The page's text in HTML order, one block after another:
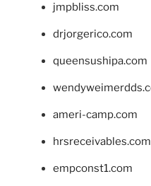
jmpbliss.com
drjorgerico.com
queensushipa.com
ameri-camp.com
hrsreceivables.com
empconst1.com